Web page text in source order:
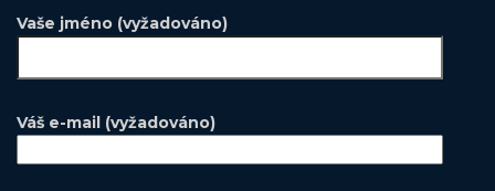
Vaše jméno (vyžadováno)
Váš e-mail (vyžadováno)